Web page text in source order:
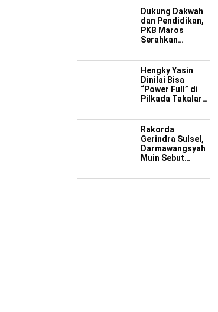
Dukung Dakwah
dan Pendidikan,
PKB Maros
Serahkan
Operasional ke
Pesantren
Hidayatullah
Hengky Yasin
Dinilai Bisa
“Power Full” di
Pilkada Takalar
Rakorda
Gerindra Sulsel,
Darmawangsyah
Muin Sebut
Strategis